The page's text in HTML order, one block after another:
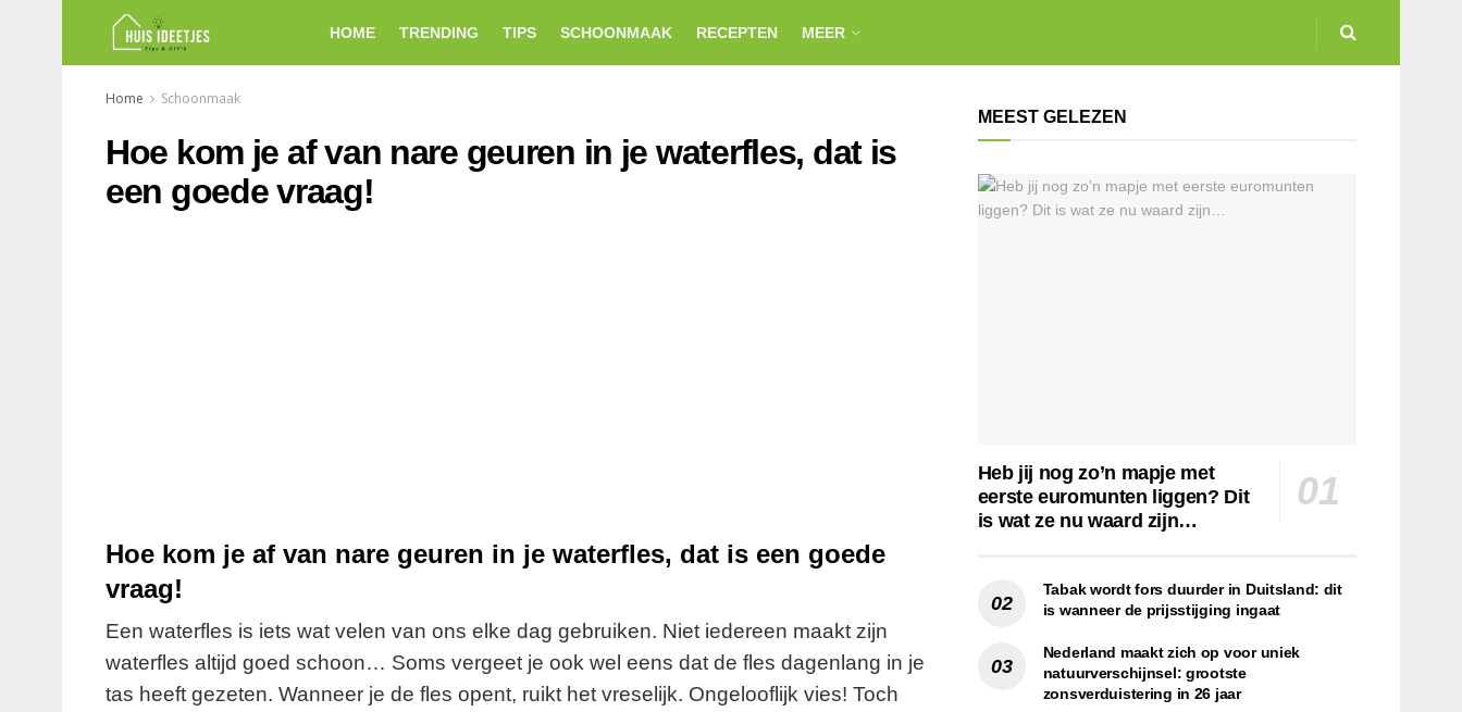
HOME TRENDING TIPS SCHOONMAAK RECEPTEN MEER
Home Schoonmaak
Hoe kom je af van nare geuren in je waterfles, dat is
een goede vraag!
Hoe kom je af van nare geuren in je waterfles, dat is een goede
vraag!
Een waterfles is iets wat velen van ons elke dag gebruiken. Niet iedereen maakt zijn
waterfles altijd goed schoon… Soms vergeet je ook wel eens dat de fles dagenlang in je
tas heeft gezeten. Wanneer je de fles opent, ruikt het vreselijk. Ongelooflijk vies! Toch
MEEST GELEZEN
Heb jij nog zo’n mapje met
eerste euromunten liggen? Dit
is wat ze nu waard zijn…
Tabak wordt fors duurder in Duitsland: dit
is wanneer de prijsstijging ingaat
Nederland maakt zich op voor uniek
natuurverschijnsel: grootste
zonsverduistering in 26 jaar